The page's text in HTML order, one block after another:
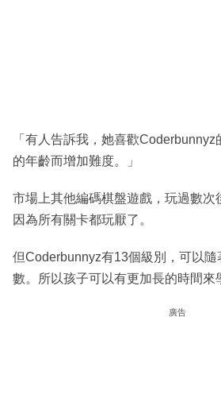
「有人告訴我，她喜歡
的年齡而增加難度。」
市場上其他編碼棋盤遊戲，玩過數次
因為所有關卡都玩厭了。
但Coderbunnyz有13個級別，可以隨
數。所以孩子可以有更加長的時間來
廣告